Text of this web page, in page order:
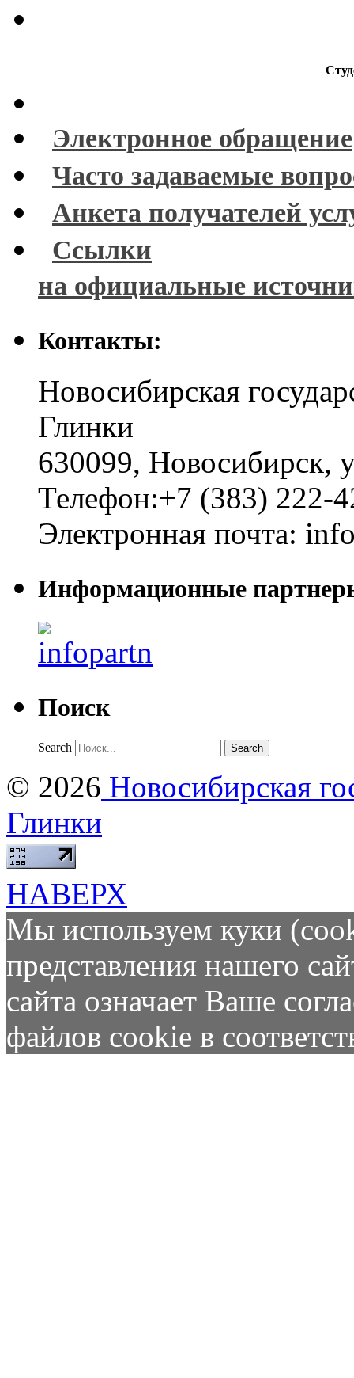
Электронное обращение
Часто задаваемые
Анкета получателей
Ссылки
на официальные
Контакты:
Новосибирская
Глинки
630099, Новосибирск,
Телефон:+7 (383) 222-
Электронная почта:
Информационные
Поиск
Search
© 2026 Новосибирская
Глинки
НАВЕРХ
Мы используем куки
представления нашего
сайта означает Ваше
файлов cookie в